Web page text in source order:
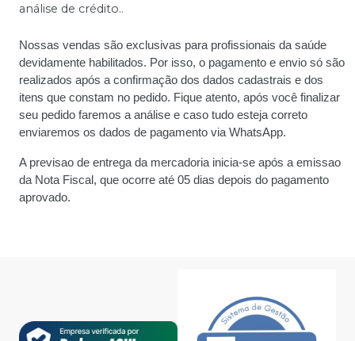
análise de crédito..
Nossas vendas são exclusivas para profissionais da saúde
devidamente habilitados. Por isso, o pagamento e envio só são
realizados após a confirmação dos dados cadastrais e dos
itens que constam no pedido. Fique atento, após você finalizar
seu pedido faremos a análise e caso tudo esteja correto
enviaremos os dados de pagamento via WhatsApp.
A previsao de entrega da mercadoria inicia-se após a emissao
da Nota Fiscal, que ocorre até 05 dias depois do pagamento
aprovado.